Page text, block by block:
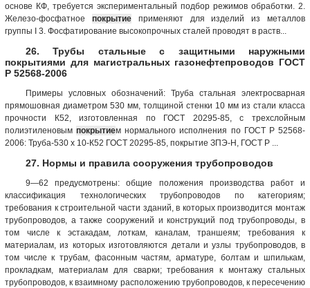
основе КФ, требуется экспериментальный подбор режимов обработки. 2.
Железо-фосфатное покрытиеприменяют для изделий из металлов
группы I 3. Фосфатирование высокопрочных сталей проводят в раств...
26. Трубы стальные с защитными наружными
покрытиями для магистральных газонефтепроводов ГОСТ
Р 52568-2006
Примеры условных обозначений: Труба стальная электросварная
прямошовная диаметром 530 мм, толщиной стенки 10 мм из стали класса
прочности К52, изготовленная по ГОСТ 20295-85, с трехслойным
полиэтиленовымпокрытием нормального исполнения по ГОСТ Р 52568-
2006: Труба-530 х 10-К52 ГОСТ 20295-85, покрытие ЗПЭ-Н, ГОСТ Р ...
27. Нормы и правила сооружения трубопроводов
9—62 предусмотрены: общие положения производства работ и
классификация технологических трубопроводов по категориям;
требования к строительной части зданий, в которых производится монтаж
трубопроводов, а также сооружений и конструкций под трубопроводы, в
том числе к эстакадам, лоткам, каналам, траншеям; требования к
материалам, из которых изготовляются детали и узлы трубопроводов, в
том числе к трубам, фасонным частям, арматуре, болтам и шпилькам,
прокладкам, материалам для сварки; требования к монтажу стальных
трубопроводов, к взаимному расположению трубопроводов, к пересечению